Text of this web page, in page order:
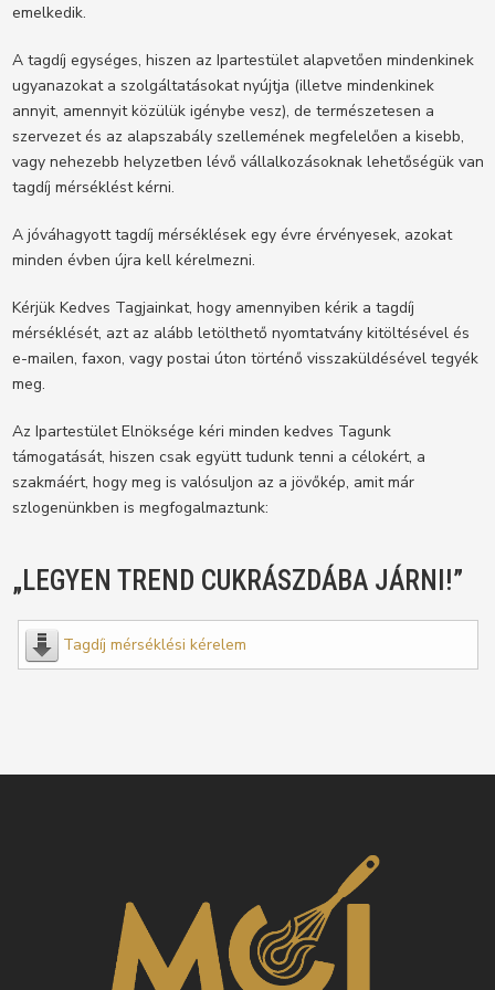
emelkedik.
A tagdíj egységes, hiszen az Ipartestület alapvetően mindenkinek
ugyanazokat a szolgáltatásokat nyújtja (illetve mindenkinek
annyit, amennyit közülük igénybe vesz), de természetesen a
szervezet és az alapszabály szellemének megfelelően a kisebb,
vagy nehezebb helyzetben lévő vállalkozásoknak lehetőségük van
tagdíj mérséklést kérni.
A jóváhagyott tagdíj mérséklések egy évre érvényesek, azokat
minden évben újra kell kérelmezni.
Kérjük Kedves Tagjainkat, hogy amennyiben kérik a tagdíj
mérséklését, azt az alább letölthető nyomtatvány kitöltésével és
e-mailen, faxon, vagy postai úton történő visszaküldésével tegyék
meg.
Az Ipartestület Elnöksége kéri minden kedves Tagunk
támogatását, hiszen csak együtt tudunk tenni a célokért, a
szakmáért, hogy meg is valósuljon az a jövőkép, amit már
szlogenünkben is megfogalmaztunk:
„LEGYEN TREND CUKRÁSZDÁBA JÁRNI!”
Tagdíj mérséklési kérelem